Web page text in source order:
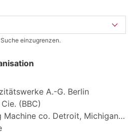
einzugrenzen.
A.-G. Berlin
(BBC)
co. Detroit, Michigan, USA